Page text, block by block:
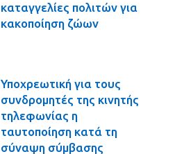
καταγγελίες πολιτών για
κακοποίηση ζώων
Υποχρεωτική για τους
συνδρομητές της κινητής
τηλεφωνίας η
ταυτοποίηση κατά τη
σύναψη σύμβασης